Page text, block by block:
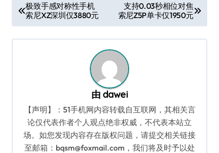
章
导
极致手感对称性手机
索尼XZ深圳仅3880元
支持0.03秒相位对焦
索尼Z5P单卡仅1950元
由 dawei
【声明】：51手机网内容转载自互联网，其相关言
论仅代表作者个人观点绝非权威，不代表本站立
场。如您发现内容存在版权问题，请提交相关链接
至邮箱：bqsm@foxmail.com，我们将及时予以处